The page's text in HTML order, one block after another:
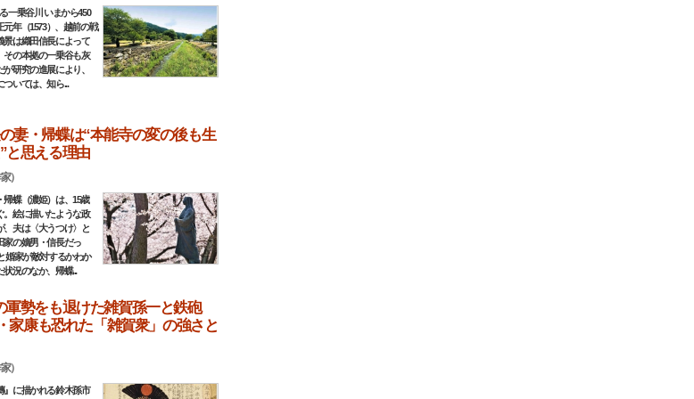
一乗谷川 いまから450
元年（1573）、越前の戦
景は織田信長によって
その本拠の一乗谷も灰
研究の進展により、
いては、知ら...
妻・帰蝶は“本能寺の変の後も生
と思える理由
）
帰蝶（濃姫）は、15歳
。絵に描いたような政
、夫は〈大うつけ〉と
家の嫡男・信長だっ
婚家が敵対するかわか
状況のなか、帰蝶...
軍勢をも退けた雑賀孫一と鉄砲
家康も恐れた「雑賀衆」の強さと
）
』に描かれる鈴木孫市